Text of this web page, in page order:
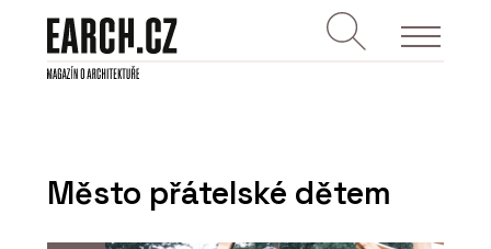
Město přátelské dětem